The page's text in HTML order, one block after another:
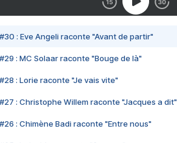
#30 : Eve Angeli raconte "Avant de partir"
#29 : MC Solaar raconte "Bouge de là"
#28 : Lorie raconte "Je vais vite"
#27 : Christophe Willem raconte "Jacques a dit"
#26 : Chimène Badi raconte "Entre nous"